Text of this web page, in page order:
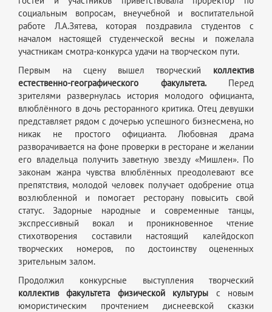
социальным вопросам, внеучебной и воспитательной
работе Л.А.Зятева, которая поздравила студентов с
началом настоящей студенческой весны и пожелала
участникам смотра-конкурса удачи на творческом пути.
Первым на сцену вышел творческий коллектив
естественно-географического факультета.Перед
зрителями развернулась история молодого официанта,
влюблённого в дочь ресторанного критика. Отец девушки
представляет рядом с дочерью успешного бизнесмена, но
никак не простого официанта. Любовная драма
разворачивается на фоне проверки в ресторане и желании
его владельца получить заветную звезду «Мишлен». По
законам жанра чувства влюблённых преодолевают все
препятствия, молодой человек получает одобрение отца
возлюбленной и помогает ресторану повысить свой
статус. Задорные народные и современные танцы,
экспрессивный вокал и проникновенное чтение
стихотворения составили настоящий калейдоскоп
творческих номеров, по достоинству оцененных
зрительным залом.
Продолжил конкурсные выступления творческий
коллектив факультета физической культуры с новым
юмористическим прочтением диснеевской сказки